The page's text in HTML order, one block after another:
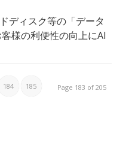
ディスク等の「データ
様の利便性の向上にAI
Page 183 of 205
184 185